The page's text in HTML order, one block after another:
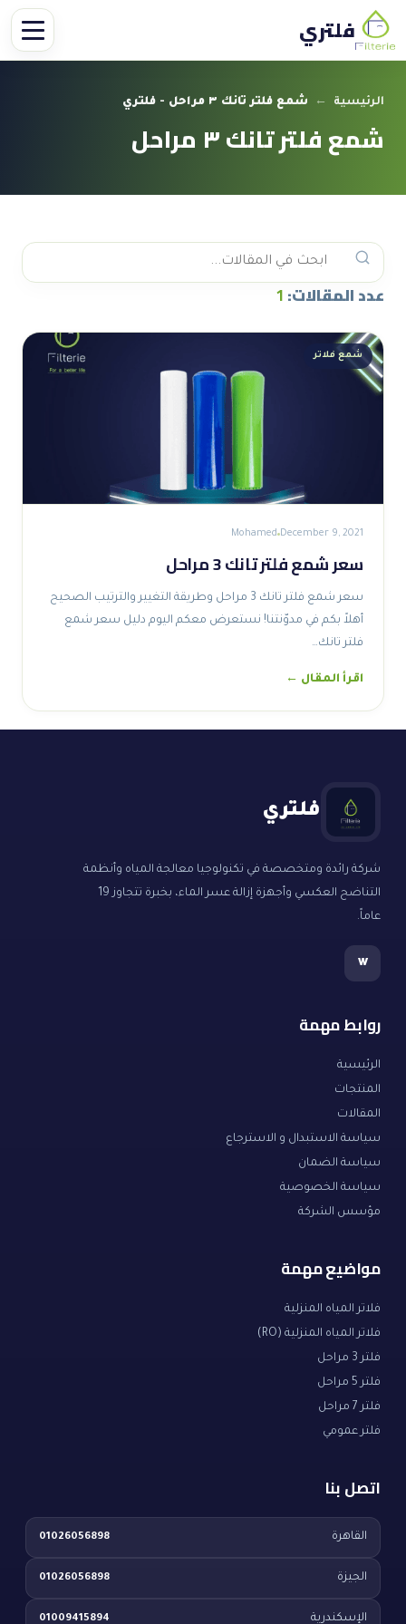
فلتري
الرئيسية ← شمع فلتر تانك ٣ مراحل - فلتري
شمع فلتر تانك ٣ مراحل
عدد المقالات:1
شمع فلاتر
December 9, 2021
Mohamed
سعر شمع فلتر تانك 3 مراحل
سعر شمع فلتر تانك 3 مراحل وطريقة التغيير والترتيب الصحيح
أهلاً بكم في مدوّنتنا! نستعرض معكم اليوم دليل سعر شمع
فلتر تانك…
اقرأ المقال ←
فلتري
شركة رائدة ومتخصصة في تكنولوجيا معالجة المياه وأنظمة
التناضح العكسي وأجهزة إزالة عسر الماء، بخبرة تتجاوز 19
عاماً.
w
روابط مهمة
الرئيسية
المنتجات
المقالات
سياسة الاستبدال و الاسترجاع
سياسة الضمان
سياسة الخصوصية
مؤسس الشركة
مواضيع مهمة
فلاتر المياه المنزلية
فلاتر المياه المنزلية (RO)
فلتر 3 مراحل
فلتر 5 مراحل
فلتر 7 مراحل
فلتر عمومي
اتصل بنا
القاهرة 01026056898
الجيزة 01026056898
الإسكندرية 01009415894